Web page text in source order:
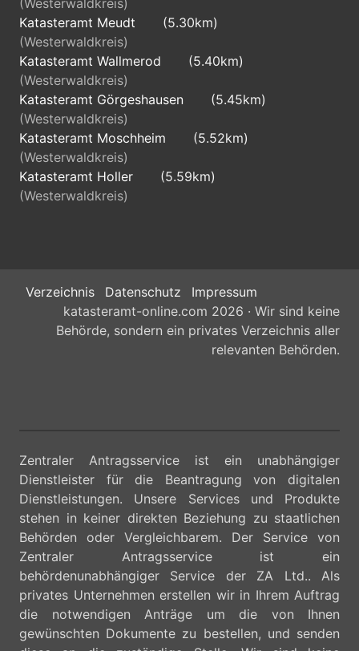
(Westerwaldkreis)
Katasteramt Meudt
(5.30km)
(Westerwaldkreis)
Katasteramt Wallmerod
(5.40km)
(Westerwaldkreis)
Katasteramt Görgeshausen
(5.45km)
(Westerwaldkreis)
Katasteramt Moschheim
(5.52km)
(Westerwaldkreis)
Katasteramt Holler
(5.59km)
(Westerwaldkreis)
Verzeichnis Datenschutz
Impressum
katasteramt-online.com 2026 · Wir sind keine
Behörde, sondern ein privates Verzeichnis aller
relevanten Behörden.
Zentraler Antragsservice ist ein unabhängiger
Dienstleister für die Beantragung von digitalen
Dienstleistungen. Unsere Services und Produkte
stehen in keiner direkten Beziehung zu staatlichen
Behörden oder Vergleichbarem. Der Service von
Zentraler Antragsservice ist ein
behördenunabhängiger Service der ZA Ltd.. Als
privates Unternehmen erstellen wir in Ihrem Auftrag
die notwendigen Anträge um die von Ihnen
gewünschten Dokumente zu bestellen, und senden